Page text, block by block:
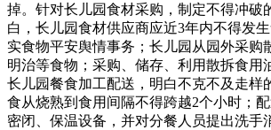
掉。针对长儿园食材采购，制定不得冲破
白，长儿园食材供应商应近3年内不得发
实食物平安舆情事务；长儿园从园外采购
明治等食物；采购、储存、利用散拆食用
长儿园餐食加工配送，明白不克不及走样
食从烧熟到食用间隔不得跨越2个小时；配
密闭、保温设备，并对分餐人员提出洗手